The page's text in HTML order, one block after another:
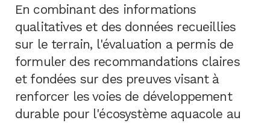
En combinant des informations
qualitatives et des données recueillies
sur le terrain, l'évaluation a permis de
formuler des recommandations claires
et fondées sur des preuves visant à
renforcer les voies de développement
durable pour l'écosystème aquacole au